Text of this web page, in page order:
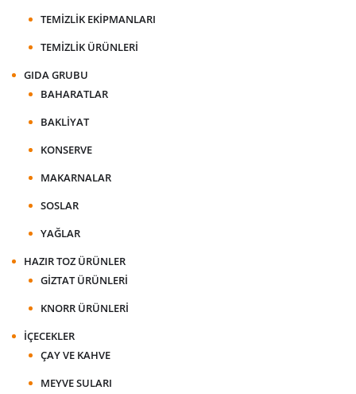
TEMIZLIK EKIPMANLARI
TEMIZLIK ÜRÜNLERI
GIDA GRUBU
BAHARATLAR
BAKLIYAT
KONSERVE
MAKARNALAR
SOSLAR
YAĞLAR
HAZIR TOZ ÜRÜNLER
GIZTAT ÜRÜNLERI
KNORR ÜRÜNLERI
İÇECEKLER
ÇAY VE KAHVE
MEYVE SULARI